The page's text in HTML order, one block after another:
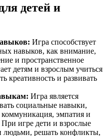
детей и
Игра способствует
навыков, как внимание,
и пространственное
детям и взрослым учиться
креативность и развивать
Игра является
социальные навыки,
коммуникация, эмпатия и
игре дети и взрослые
людьми, решать конфликты,